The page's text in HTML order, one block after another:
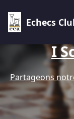
Echecs
I
Partageons